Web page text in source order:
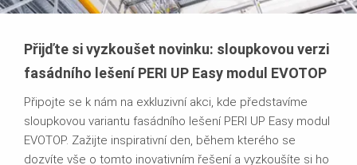
Přijďte si vyzkoušet novinku: sloupkovou verzi
fasádního lešení PERI UP Easy modul EVOTOP
Připojte se k nám na exkluzivní akci, kde představíme
sloupkovou variantu fasádního lešení PERI UP Easy modul
EVOTOP. Zažijte inspirativní den, během kterého se
dozvíte vše o tomto inovativním řešení a vyzkoušíte si ho